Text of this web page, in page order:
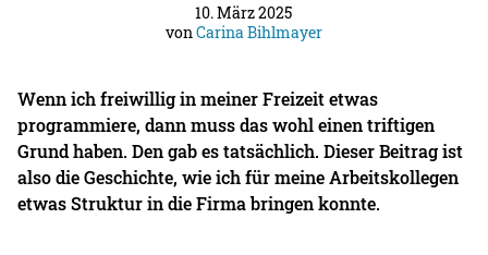
10. März 2025
vonCarina Bihlmayer
Wenn ich freiwillig in meiner Freizeit etwas
programmiere, dann muss das wohl einen triftigen
Grund haben. Den gab es tatsächlich. Dieser Beitrag ist
also die Geschichte, wie ich für meine Arbeitskollegen
etwas Struktur in die Firma bringen konnte.